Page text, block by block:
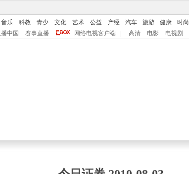
音乐 科教 青少 文化 艺术 公益 产经 汽车 旅游 健康 时尚
中国
赛事直播 网络电视客户端 高清 电影 电视剧